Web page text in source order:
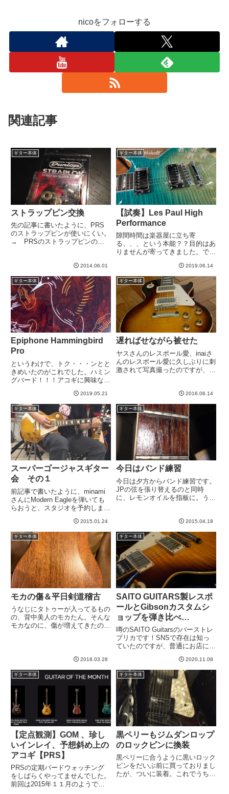
nicoをフォローする
関連記事
ギター本体
ストラップピン交換
先の記事に書いたように、PRS
のストラップピンが使いにくい。
→ PRSのストラップピンの記
あるストラップだと、ねじを緩め
て締め直すということが必要で
す。自宅練習で座って弾くときは
邪...
2014.06.01
ギター本体
【試奏】Les Paul High
Performance
隙間時間は楽器屋に立ち寄
る、、、という本能？？目的はあ
りませんが寄ってきました。で、
のがこの綺麗なレスポール。
PRS的ですね＾＾ふと横から眺
めたら、ネックヒールがなんか
変。見慣れない形状。は。これ
は、Joe P...
2019.06.14
ギター本体
Epiphone Hammingbird
Pro
というわけで、トク・・・ンとと
きめいたのがこれでした。ハミン
グバード！！！アコギに興味ない
いなー、と思っていたのです。た
だ、３０万以上する高額なギター
なので、全く考えてませんでし
た。ただ、デジマートで、１〜５
万...
2019.05.21
ギター本体
遅ればせながら被せた
ヤスさんのレスポール愛、inaiさ
んのレスポール愛に久しぶりに刺
激されて写真撮ったのですが、ア
が、最後まで絶対に手放せない一
本。一番気に入ってるギター。不
動のメインギターはこのJo...
2016.06.14
ギター本体
スーパーゴージャスギター
会 その１
前記事で書いたように、minami
さんにModern Eagleを弾いても
らおうと、スタジオを予約しまし
緒に練習するマーラさんもお誘い
しました。minamiさんがご友人
を、またマーラさんが4o-2さんを
お誘いく...
2015.01.24
ギター本体
今日はバンド練習
今日は夕方からバンド練習です。
JPの弦を張り替えるのと同時
に、レモンオイルを指板に。うー
れが。前はこんなんじゃなかった
気が。それにしても曲忘れてる＾
＾； -----
2015.04.18
ギター本体
モカの傷＆平日剣道稽古
うなじにタトゥーが入ってるもの
の、背中美人のモカたん。そんな
モカなのに、傷が増えてきたのに
PRSだとあんま嬉しくない。モ
かと...
2018.03.28
ギター本体
SAITO GUITARS製レスポ
ールとGibsonカスタムシ
ョップを弾き比べ
【Portrait Line No.1】
噂のSAITO Guitarsのバーストレ
プリカです！SNSで存在は知っ
ていたのですが、普通にお店に在
ました。ところがある、というこ
とが昨夜、ギタ友とのLINEで発
覚したので盛り上がった勢いのま
ま、本日試奏させ...
2020.11.08
ギター本体
【定点観測】GOM 、珍し
いインレイ、予想斜め上の
アコギ【PRS】
PRSの定期バードウォッチング
をしばらくやってませんでした。
前回は2015年１１月のようで
ギター本体
黒ペリーもジムダンロップ
のロックピンに換装
黒ペリーに合うように黒いロック
ピンをだいぶ前に買っておりまし
たが、ついに装着。これでうちに